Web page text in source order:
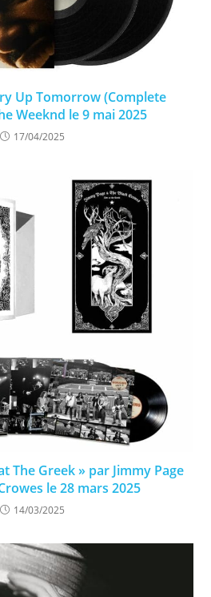
Up Tomorrow (Complete
Weeknd le 9 mai 2025​
17/04/2025
The Greek » par Jimmy Page
le 28 mars 2025
14/03/2025